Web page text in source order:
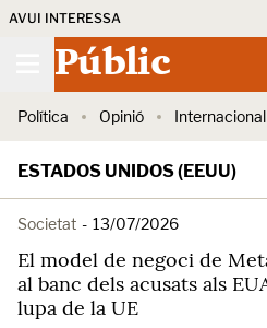
AVUI INTERESSA
Públic
Política Opinió Internacional
ESTADOS UNIDOS (EEUU)
Societat - 13/07/2026
El model de negoci de
al banc dels acusats als
lupa de la UE